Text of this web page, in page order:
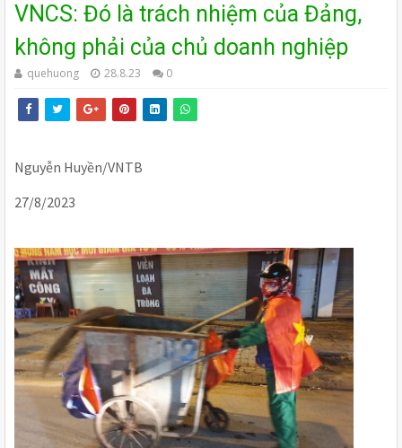
VNCS: Đó là trách nhiệm của Đảng,
không phải của chủ doanh nghiệp
quehuong 28.8.23 0
Nguyễn Huyền/VNTB
27/8/2023